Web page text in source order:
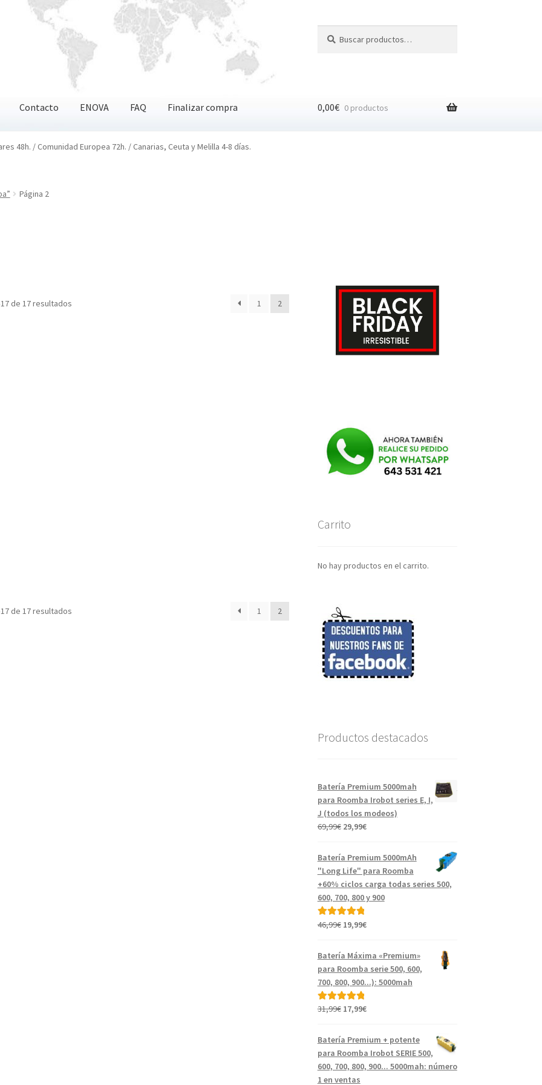
por:
Contacto ENOVA FAQ Finalizar compra
FAQ Finalizar compra
0,00€ 0 productos
48h. / Comunidad Europea 72h. / Canarias, Ceuta y Melilla 4-8 días.
Página 2
de 17 resultados 1 2
de 17 resultados 1 2
Carrito
No hay productos en el carrito.
Productos destacados
Batería Premium 5000mah
para Roomba Irobot series E, I,
J (todos los modeos)
69,99€ El
original
era:
69,99€.
29,99€El
actual
29,99€.
Batería Premium 5000mAh
"Long Life" para Roomba
+60% ciclos carga todas series 500,
600, 700, 800 y 900
Valorado con
46,99€ El
original
46,99€.
19,99€El
actual
19,99€.
Batería Máxima «Premium»
para Roomba serie 500, 600,
700, 800, 900...): 5000mah
Valorado con
31,99€ El
original
31,99€.
17,99€El
actual
es:
17,99€.
Batería Premium + potente
para Roomba Irobot SERIE 500,
600, 700, 800, 900... 5000mah: número
1 en ventas